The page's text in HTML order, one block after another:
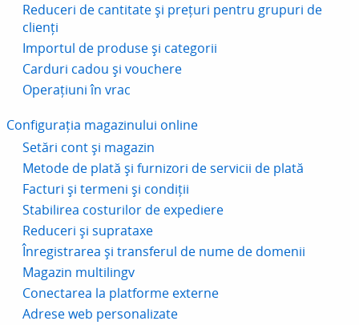
Reduceri de cantitate și prețuri pentru grupuri de
clienți
Importul de produse și categorii
Carduri cadou și vouchere
Operațiuni în vrac
Configurația magazinului online
Setări cont și magazin
Metode de plată și furnizori de servicii de plată
Facturi și termeni și condiții
Stabilirea costurilor de expediere
Reduceri și suprataxe
Înregistrarea și transferul de nume de domenii
Magazin multilingv
Conectarea la platforme externe
Adrese web personalizate